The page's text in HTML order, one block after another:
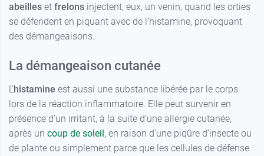
abeilles et frelons injectent, eux, un venin, quand les orties
se défendent en piquant avec de l’histamine, provoquant
des démangeaisons.
La démangeaison cutanée
L’histamine est aussi une substance libérée par le corps
lors de la réaction inflammatoire. Elle peut survenir en
présence d’un irritant, à la suite d’une allergie cutanée,
après un coup de soleil, en raison d’une piqûre d’insecte ou
de plante ou simplement parce que les cellules de défense